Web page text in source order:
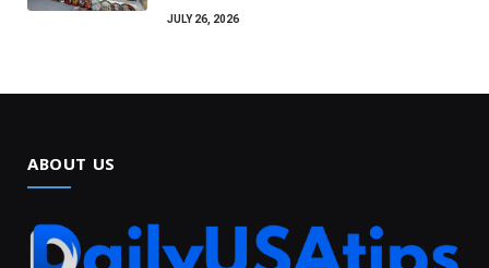
JULY 26, 2026
ABOUT US